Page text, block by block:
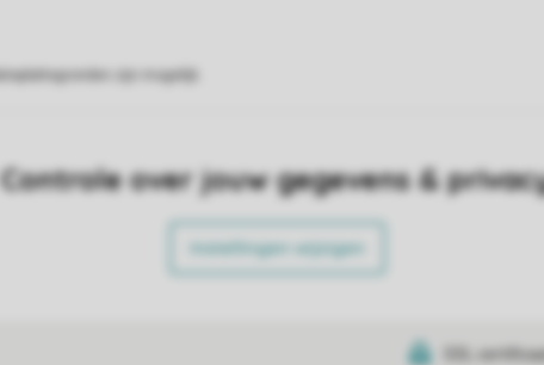
Controle over jouw gegevens &
Instellingen wijzigen
SSL certificaat